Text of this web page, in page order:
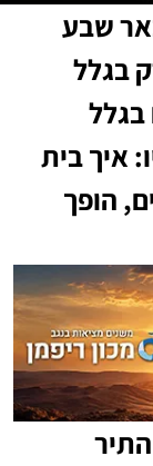
שבע
בגלל
בגלל
איך בית
הופך